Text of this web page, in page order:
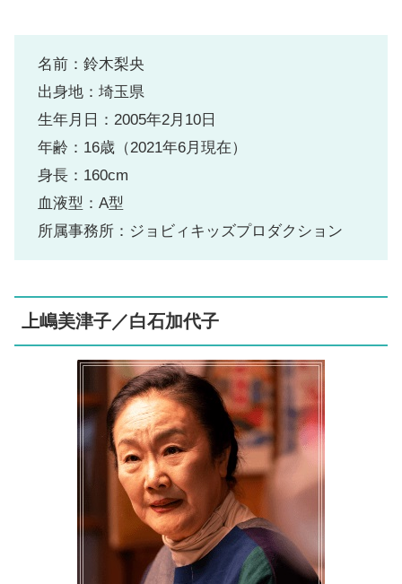
名前：鈴木梨央
出身地：埼玉県
生年月日：2005年2月10日
年齢：16歳（2021年6月現在）
身長：160cm
血液型：A型
所属事務所：ジョビィキッズプロダクション
上嶋美津子／白石加代子